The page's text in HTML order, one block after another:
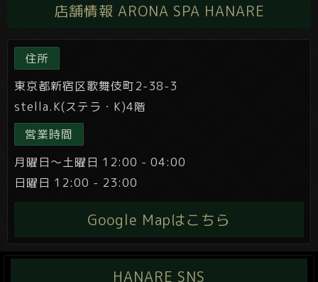
店舗情報 ARONA SPA HANARE
住所
東京都新宿区歌舞伎町2-38-3
stella.K(ステラ・K)4階
営業時間
月曜日～土曜日 12:00 - 04:00
日曜日 12:00 - 23:00
Google Mapはこちら
HANARE SNS